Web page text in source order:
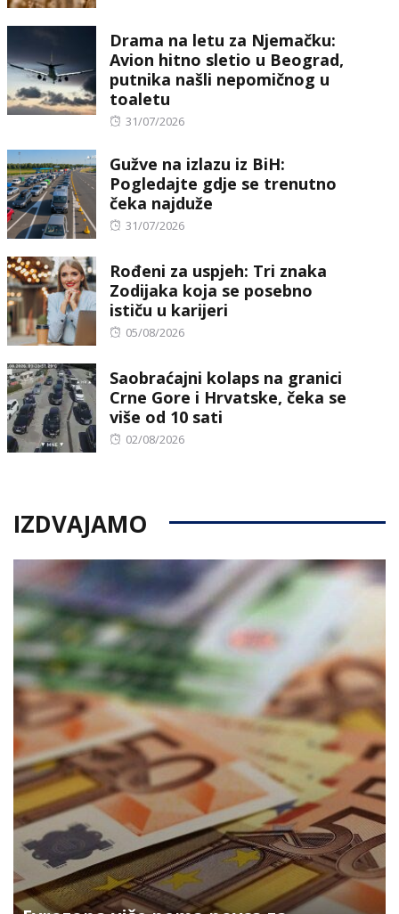
Drama na letu za Njemačku:
Avion hitno sletio u Beograd,
putnika našli nepomičnog u
toaletu
Posted
31/07/2026
Gužve na izlazu iz BiH:
Pogledajte gdje se trenutno
čeka najduže
Posted
31/07/2026
Rođeni za uspjeh: Tri znaka
Zodijaka koja se posebno
ističu u karijeri
Posted
05/08/2026
Saobraćajni kolaps na granici
Crne Gore i Hrvatske, čeka se
više od 10 sati
Posted
02/08/2026
IZDVAJAMO